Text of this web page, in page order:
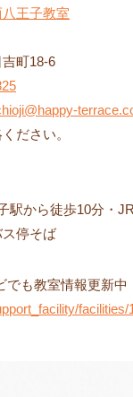
王子教室
町18-6
ださい。
駅から徒歩10分・
停そば
でも教室情報更新中
facilities/